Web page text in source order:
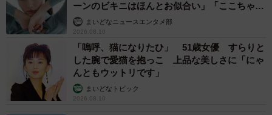
ーンのビキニはほんとお似合い」「ここちゃん
天使 また可愛くなった」
まいどなニュースエンタメ部
2026.08.10
「嗚呼、猫になりたひ」 51歳女優 すらりと
した腕で愛猫を抱っこ 上品な美しさに「にゃ
んともウットリです」
まいどなトピック
2026.08.10